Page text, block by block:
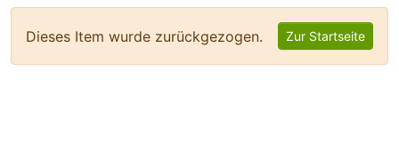
Dieses Item wurde zurückgezogen. Zur Startseite